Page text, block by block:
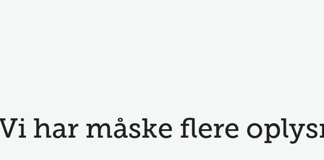
Vi har måske flere